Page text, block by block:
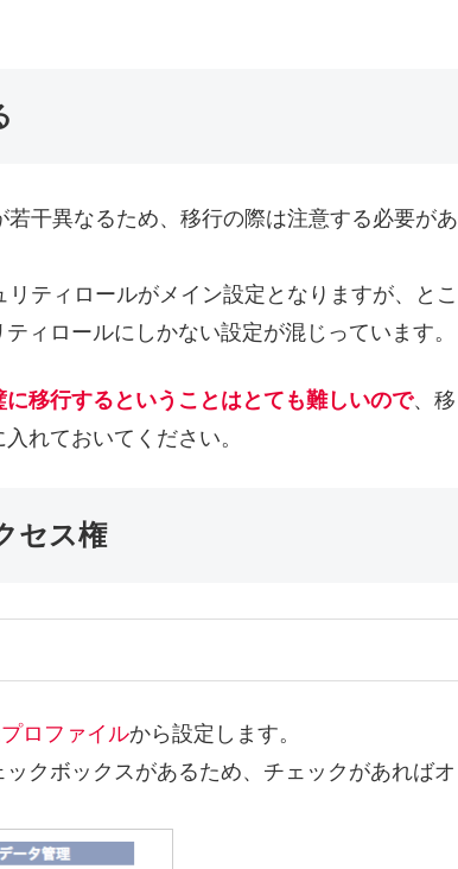
干異なるため、移行の際は注意する必要があ
ティロールがメイン設定となりますが、とこ
ィロールにしかない設定が混じっています。
移行するということはとても難しいので、移
れておいてください。
セス権
プロファイルから設定します。
クボックスがあるため、チェックがあればオ